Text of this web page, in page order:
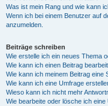
Was ist mein Rang und wie kann
Wenn ich bei einem Benutzer auf
anzumelden.
Beiträge schreiben
Wie erstelle ich ein neues Thema
Wie kann ich einen Beitrag
Wie kann ich meinem Beitrag eine
Wie kann ich eine Umfrage
Wieso kann ich nicht mehr
Wie bearbeite oder lösche ich eine